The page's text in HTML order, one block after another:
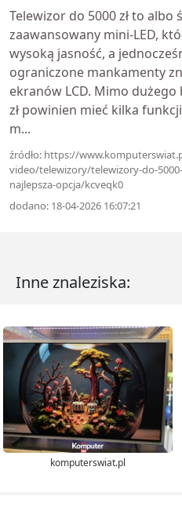
Telewizor do 5000 zł to albo
zaawansowany mini-LED,
wysoką jasność, a
ograniczone mankamenty
ekranów LCD. Mimo
zł powinien mieć kilka
m...
źródło: https://
video/telewizory/telewizory-do-
najlepsza-opcja/kcveqk0
dodano: 18-04-2026 16:07:21
Inne znaleziska:
komputerswiat.pl